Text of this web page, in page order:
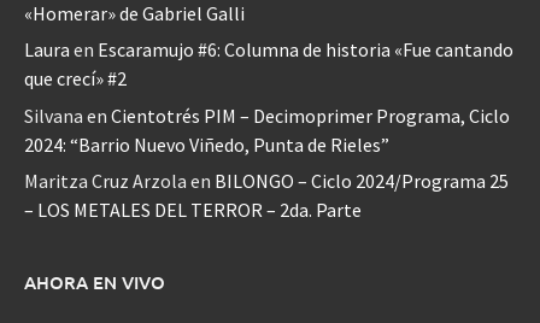
«Homerar» de Gabriel Galli
Laura en Escaramujo #6: Columna de historia «Fue cantando
que crecí» #2
Silvana en Cientotrés PIM – Decimoprimer Programa, Ciclo
2024: “Barrio Nuevo Viñedo, Punta de Rieles”
Maritza Cruz Arzola en BILONGO – Ciclo 2024/Programa 25
– LOS METALES DEL TERROR – 2da. Parte
AHORA EN VIVO